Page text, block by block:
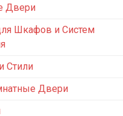
Двери
Шкафов и Систем
Стили
Двери